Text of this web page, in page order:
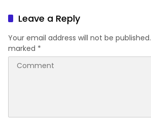
Leave a Reply
Your email address will not be published.
marked *